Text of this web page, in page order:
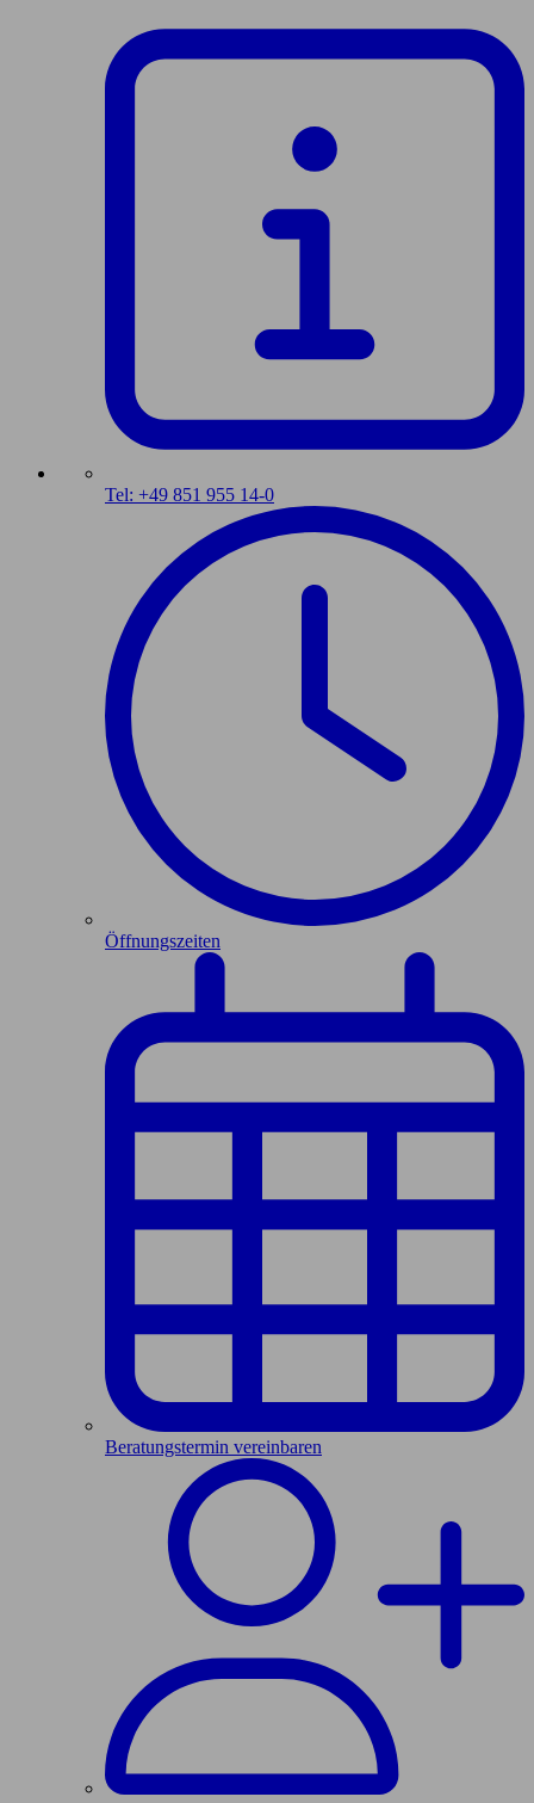
Tel: +49 851 955 14-0
Öffnungszeiten
Beratungstermin vereinbaren